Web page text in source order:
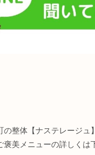
の整体【ナステレージュ
褒美メニューの詳しくは